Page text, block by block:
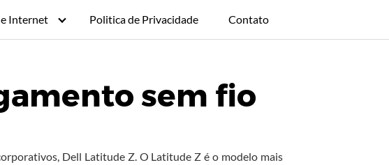
Internet Politica de Privacidade Contato
sem fio
Dell Latitude Z. O Latitude Z é o modelo mais